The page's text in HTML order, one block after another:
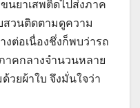
ยาเสพติดไปส่งภาค
สวนติดตามดูความ
งต่อเนื่องชึ่งก็พบว่ารถ
าคกลางจำนวนหลาย
วยผ้าใบ จึงมั่นใจว่า